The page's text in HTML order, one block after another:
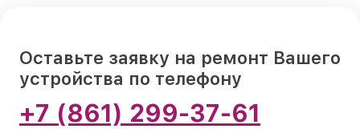
Оставьте заявку на ремонт Вашего
устройства по телефону
+7 (861) 299-37-61